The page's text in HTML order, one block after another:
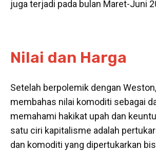
juga terjadi pada bulan Maret-Juni
Nilai dan Harga
Setelah berpolemik dengan
membahas nilai komoditi sebagai
memahami hakikat upah dan
satu ciri kapitalisme adalah
dan komoditi yang dipertukarkan